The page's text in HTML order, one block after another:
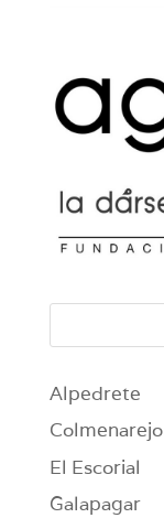
Alpedrete
Colmenarejo
El Escorial
Galapagar